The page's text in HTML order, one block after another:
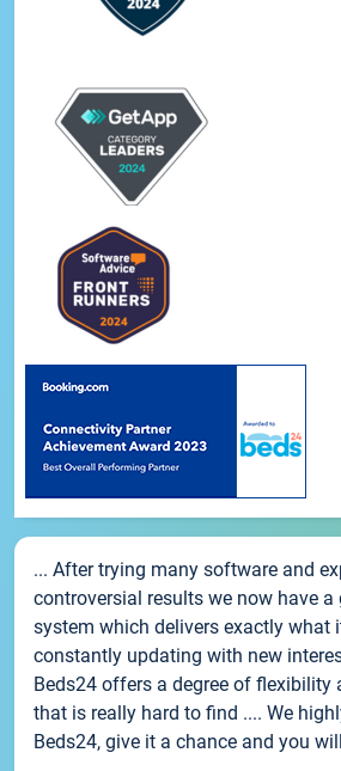
... After trying many software and
controversial results we now have a
system which delivers exactly what
constantly updating with new
Beds24 offers a degree of flexibility
that is really hard to find .... We
Beds24, give it a chance and you